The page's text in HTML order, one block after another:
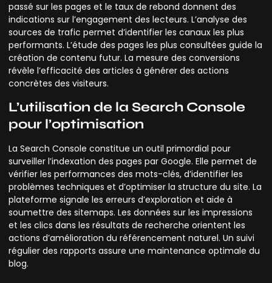
passé sur les pages et le taux de rebond donnent des
indications sur l’engagement des lecteurs. L’analyse des
sources de trafic permet d’identifier les canaux les plus
performants. L’étude des pages les plus consultées guide la
création de contenu futur. La mesure des conversions
révèle l’efficacité des articles à générer des actions
concrètes des visiteurs.
L’utilisation de la Search Console
pour l’optimisation
La Search Console constitue un outil primordial pour
surveiller l’indexation des pages par Google. Elle permet de
vérifier les performances des mots-clés, d’identifier les
problèmes techniques et d’optimiser la structure du site. La
plateforme signale les erreurs d’exploration et aide à
soumettre des sitemaps. Les données sur les impressions
et les clics dans les résultats de recherche orientent les
actions d’amélioration du référencement naturel. Un suivi
régulier des rapports assure une maintenance optimale du
blog.